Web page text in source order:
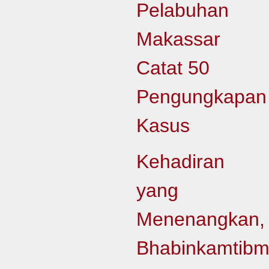
Pelabuhan
Makassar
Catat 50
Pengungkapan
Kasus
Kehadiran
yang
Menenangkan,